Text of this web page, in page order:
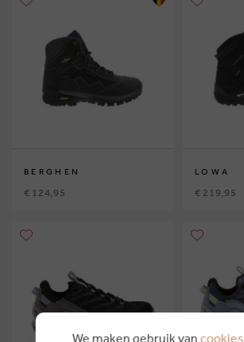
BERGHEN
€ 124,95
LOWA
€ 219,95
We maken gebruik van cookies